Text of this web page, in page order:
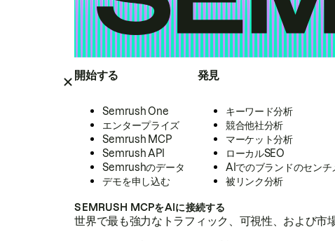
開始する
Semrush One
エンタープライズ
Semrush MCP
Semrush API
Semrushのデータ
デモを申し込む
発見
キーワード分析
競合他社分析
マーケット分析
ローカルSEO
AIでのブランドのセンチ
被リンク分析
SEMRUSH MCPをAIに接続する
世界で最も強力なトラフィック、可視性、および